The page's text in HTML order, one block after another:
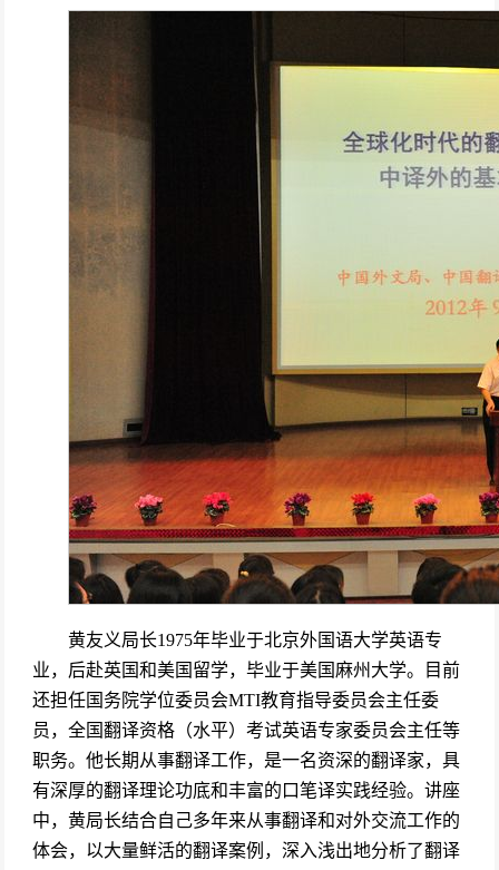
黄友义局长1975年毕业于北京外国语大学英语专
业，后赴英国和美国留学，毕业于美国麻州大学。目前
还担任国务院学位委员会MTI教育指导委员会主任委
员，全国翻译资格（水平）考试英语专家委员会主任等
职务。他长期从事翻译工作，是一名资深的翻译家，具
有深厚的翻译理论功底和丰富的口笔译实践经验。讲座
中，黄局长结合自己多年来从事翻译和对外交流工作的
体会，以大量鲜活的翻译案例，深入浅出地分析了翻译